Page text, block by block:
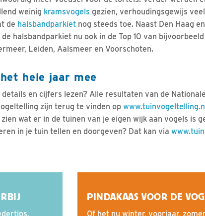
weinig kramsvogels gezien, verhoudingsgewijs veel
de halsbandparkiet nog steeds toe. Naast Den Haag
halsbandparkiet nu ook in de Top 10 van
Leiden, Aalsmeer en Voorschoten.
hele jaar mee
details en cijfers lezen? Alle resultaten van de Nationale
zijn terug te vinden op
wat er in de tuinen van je eigen wijk aan vogels is
in je tuin tellen en doorgeven? Dat kan via
PINDAKAAS VOOR DE
Of het nu winter, voorjaar,